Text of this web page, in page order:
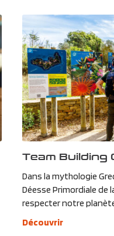
Team Building
Dans la mythologie
Déesse Primordiale de
respecter notre
Découvrir